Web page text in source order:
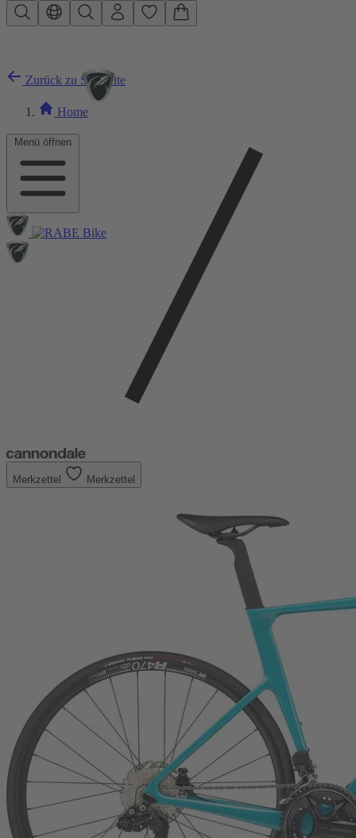
Zum Hauptinhalt springen
Menü öffnen
Zurück zu Startseite
Home
Merkzettel Merkzettel